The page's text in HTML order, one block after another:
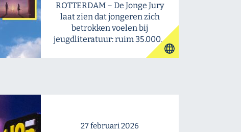
ROTTERDAM – De Jonge Jury
laat zien dat jongeren zich
betrokken voelen bij
jeugdliteratuur: ruim 35.000…
27 februari 2026